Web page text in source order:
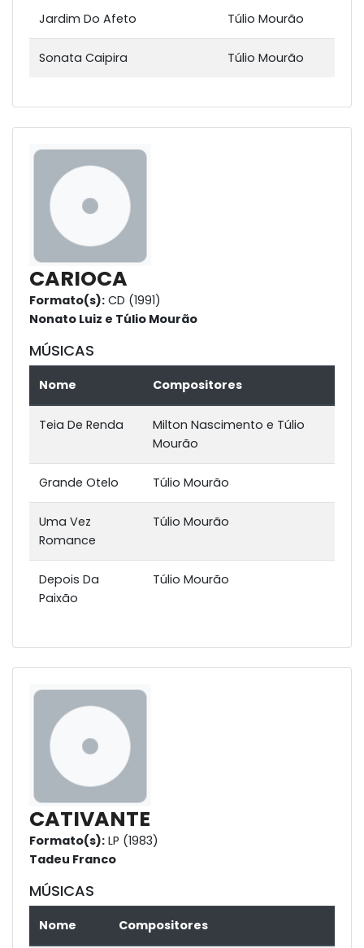
Jardim Do Afeto Túlio Mourão
Sonata Caipira Túlio Mourão
CARIOCA
Formato(s): CD (1991)
Nonato Luiz e Túlio Mourão
MÚSICAS
Nome Compositores
Teia De Renda
Milton Nascimento e Túlio
Mourão
Grande Otelo Túlio Mourão
Uma Vez
Romance
Túlio Mourão
Depois Da
Paixão
Túlio Mourão
CATIVANTE
Formato(s): LP (1983)
Tadeu Franco
MÚSICAS
Nome Compositores